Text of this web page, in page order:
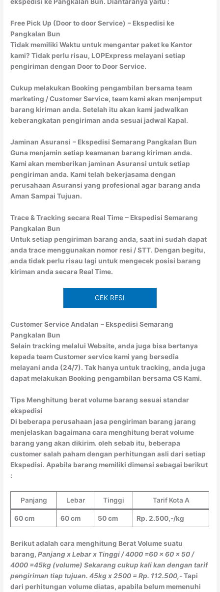
ekspedisi ke Pangkalan Bun. Diantaranya yaitu :
Free Pick Up (Door to door Service) – Ekspedisi ke
Pangkalan Bun
Tidak memiliki Waktu untuk mengantar paket ke Kantor
kami? Tidak perlu risau, LOPExpress melayani setiap
pengiriman dengan Door to Door Service.
Cukup melakukan Booking pengambilan bersama team
marketing / Customer Service, team kami akan menjemput
barang kiriman anda. Setelah itu akan kami jadwalkan
keberangkatan pengiriman anda sesuai jadwal Kapal.
Jaminan Asuransi – Ekspedisi Semarang Pangkalan Bun
Guna menjamin setiap keamanan barang kiriman anda.
Kami akan memberikan jaminan Asuransi untuk setiap
pengiriman anda. Kami telah bekerjasama dengan
perusahaan Asuransi yang profesional agar barang anda
Aman Sampai Tujuan.
Trace & Tracking secara Real Time – Ekspedisi Semarang
Pangkalan Bun
Untuk setiap pengiriman barang anda, saat ini sudah dapat
anda trace menggunakan nomor resi / STT. Dengan begitu,
anda tidak perlu risau lagi untuk mengecek posisi barang
kiriman anda secara Real Time.
CEK RESI
Customer Service Andalan – Ekspedisi Semarang
Pangkalan Bun
Selain tracking melalui Website, anda juga bisa bertanya
kepada team Customer service kami yang bersedia
melayani anda (24/7). Tak hanya untuk tracking, anda juga
dapat melakukan Booking pengambilan bersama CS Kami.
Tips Menghitung berat volume barang sesuai standar
ekspedisi
Di beberapa perusahaan jasa pengiriman barang jarang
menjelaskan bagaimana cara menghitung berat volume
barang yang akan dikirim. oleh sebab itu, beberapa
customer salah paham dengan perhitungan asli dari setiap
Ekspedisi. Apabila barang memiliki dimensi sebagai berikut
:
Panjang Lebar Tinggi Tarif Kota A
60 cm 60 cm 50 cm Rp. 2.500,-/kg
Berikut adalah cara menghitung Berat Volume suatu
barang,Panjang x Lebar x Tinggi / 4000 =60 x 60 x 50 /
4000 =45kg (volume) Sekarang cukup kali kan dengan tarif
pengiriman tiap tujuan. 45kg x 2500 = Rp. 112.500,-Tapi
dari perhitungan volume diatas, apabila belum memenuhi